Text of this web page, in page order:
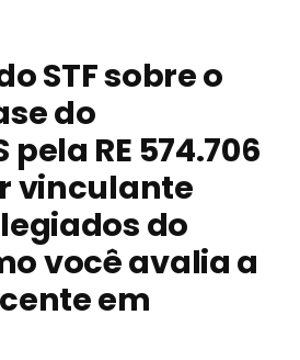
STF sobre o
do
pela RE 574.706
vinculante
do
você avalia a
em